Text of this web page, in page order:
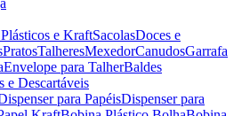
Plásticos e KraftSacolasDoces e
PratosTalheresMexedorCanudosGarrafa
Envelope para TalherBaldes
e Descartáveis
para PapéisDispenser para